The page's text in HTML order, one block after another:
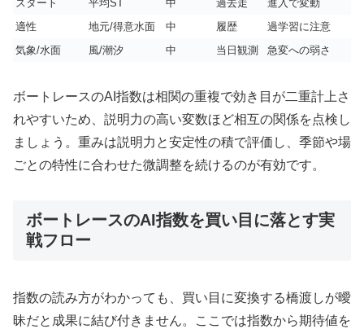
スタート
平均ST 中 過去走
進入で変動
適性
地元/得意水面 中 履歴
過学習に注意
気象/水面
風/潮汐 中 当日観測 急変への弱さ
ボートレースのAI指数は相関の重複で効き目が二重計上さ
れやすいため、説明力の高い変数ほど相互の関係を点検し
ましょう。重みは説明力と安定性の積で評価し、季節や場
ごとの特性に合わせた微調整を続けるのが有効です。
ボートレースのAI指数を買い目に落とす実
戦フロー
指数の読み方がわかっても、買い目に変換する橋渡しが曖
昧だと成果に結び付きません。ここでは指数から期待値を